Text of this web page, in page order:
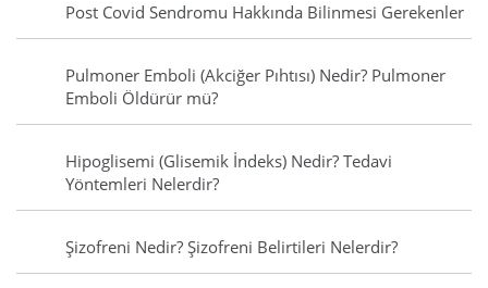
Post Covid Sendromu Hakkında Bilinmesi Gerekenler
Pulmoner Emboli (Akciğer Pıhtısı) Nedir? Pulmoner
Emboli Öldürür mü?
Hipoglisemi (Glisemik İndeks) Nedir? Tedavi
Yöntemleri Nelerdir?
Şizofreni Nedir? Şizofreni Belirtileri Nelerdir?